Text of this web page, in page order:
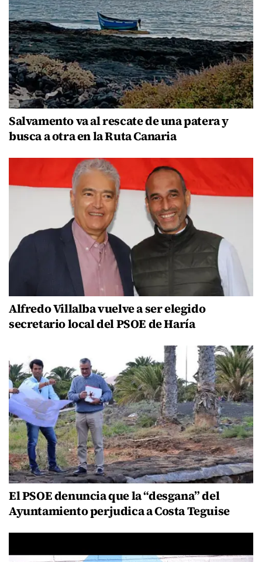
Salvamento va al rescate de una patera y
busca a otra en la Ruta Canaria
Alfredo Villalba vuelve a ser elegido
secretario local del PSOE de Haría
El PSOE denuncia que la “desgana” del
Ayuntamiento perjudica a Costa Teguise